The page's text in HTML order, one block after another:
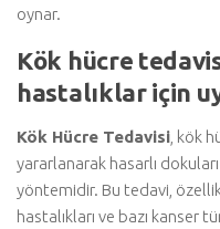
oynar.
Kök hücre
hastalıklar için
Kök Hücre Tedavisi , kök
yararlanarak hasarlı
yöntemidir. Bu tedavi,
hastalıkları ve bazı kanser